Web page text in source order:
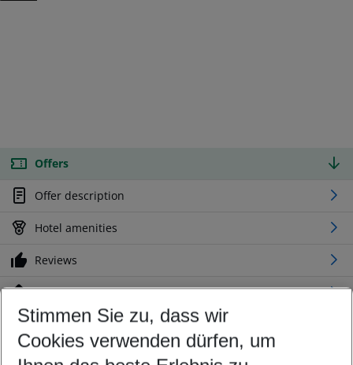
Offers
Offer description
Hotel amenities
Reviews
Location
Customize your offer
Find the perfect deal which suits your best
Stimmen Sie zu, dass wir
Cookies verwenden dürfen, um